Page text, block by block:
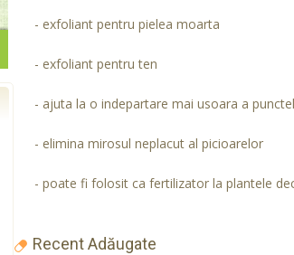
- exfoliant pentru pielea moarta
- exfoliant pentru ten
- ajuta la o indepartare mai usoara a
- elimina mirosul neplacut al picioarelor
- poate fi folosit ca fertilizator la plantele
Recent Adăugate